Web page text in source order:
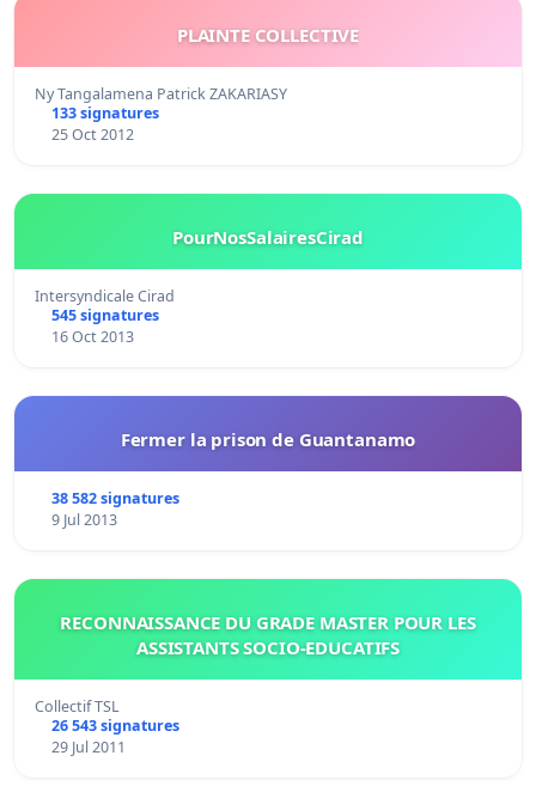
PLAINTE COLLECTIVE
Ny Tangalamena Patrick ZAKARIASY
133 signatures
25 Oct 2012
PourNosSalairesCirad
Intersyndicale Cirad
545 signatures
16 Oct 2013
Fermer la prison de Guantanamo
38 582 signatures
9 Jul 2013
RECONNAISSANCE DU GRADE MASTER POUR LES
ASSISTANTS SOCIO-EDUCATIFS
Collectif TSL
26 543 signatures
29 Jul 2011